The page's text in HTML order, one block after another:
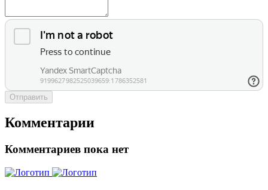
Отправить
Комментарии
Комментариев пока нет